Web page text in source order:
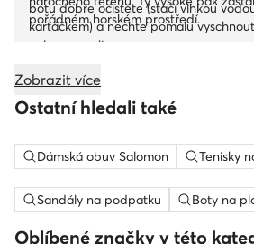
botu dobře očistěte (stačí vlhkou
kartáčkem) a nechte pomalu
naimpregnujte.
pořádném horském prostředí.
Zobrazit více
Ostatní hledali také
Dámská obuv Salomon Tenisky
Sandály na podpatku Boty na
Oblíbené značky v této